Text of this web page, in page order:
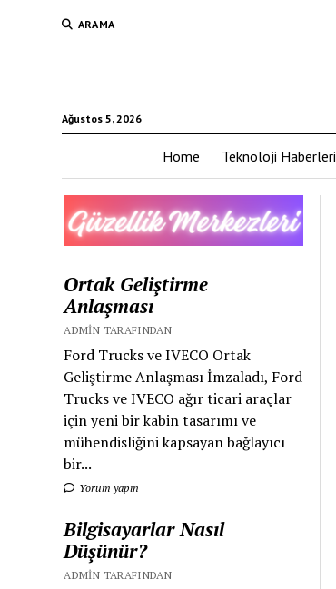
ARAMA
Ağustos 5, 2026
Home Teknoloji Haberleri
Ortak Geliştirme
Anlaşması
ADMIN TARAFINDAN
Ford Trucks ve IVECO Ortak
Geliştirme Anlaşması İmzaladı, Ford
Trucks ve IVECO ağır ticari araçlar
için yeni bir kabin tasarımı ve
mühendisliğini kapsayan bağlayıcı
bir...
Yorum yapın
Bilgisayarlar Nasıl
Düşünür?
ADMIN TARAFINDAN